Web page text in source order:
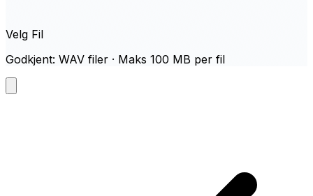
Velg Fil
Godkjent: WAV filer · Maks 100 MB per fil